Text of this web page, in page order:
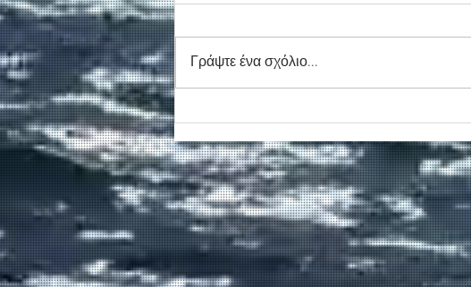
Κασσελάκη στο λιμάνι της
Σούδας
Γράψτε ένα σχόλιο...